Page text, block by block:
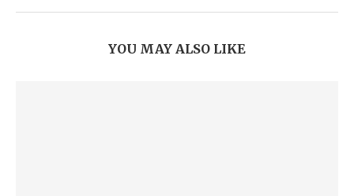
YOU MAY ALSO LIKE